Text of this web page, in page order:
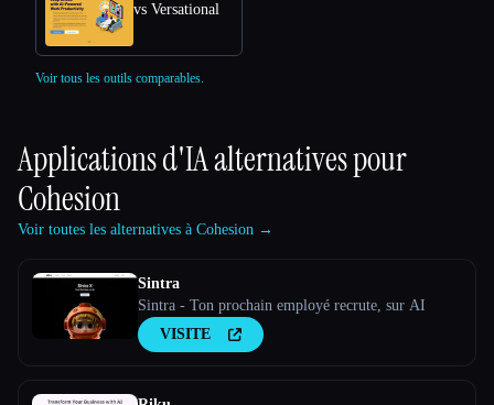
vs Versational
Voir tous les outils comparables.
Applications d'IA alternatives pour
Cohesion
Voir toutes les alternatives à Cohesion →
Sintra
Sintra - Ton prochain employé recrute, sur AI
VISITE